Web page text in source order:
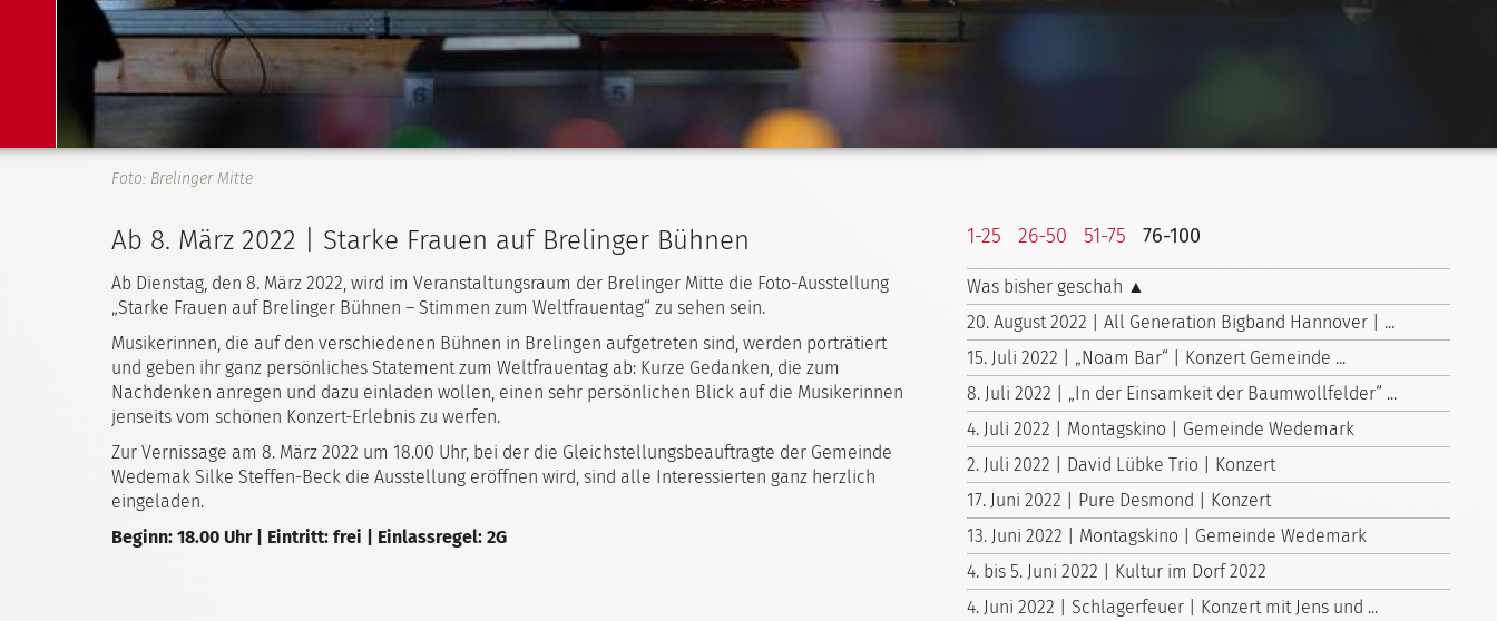
Foto: Brelinger Mitte
1-25 26-50 51-75 76-100
Was bisher geschah ▲
20. August 2022 | All Generation Bigband Hannover | ...
15. Juli 2022 | „Noam Bar“ | Konzert Gemeinde ...
8. Juli 2022 | „In der Einsamkeit der Baumwollfelder“ ...
4. Juli 2022 | Montagskino | Gemeinde Wedemark
2. Juli 2022 | David Lübke Trio | Konzert
17. Juni 2022 | Pure Desmond | Konzert
13. Juni 2022 | Montagskino | Gemeinde Wedemark
4. bis 5. Juni 2022 | Kultur im Dorf 2022
4. Juni 2022 | Schlagerfeuer | Konzert mit Jens und ...
Ab 8. März 2022 | Starke Frauen auf Brelinger Bühnen
Ab Dienstag, den 8. März 2022, wird im Veranstaltungsraum der Brelinger Mitte die Foto-Ausstellung
„Starke Frauen auf Brelinger Bühnen – Stimmen zum Weltfrauentag“ zu sehen sein.
Musikerinnen, die auf den verschiedenen Bühnen in Brelingen aufgetreten sind, werden porträtiert
und geben ihr ganz persönliches Statement zum Weltfrauentag ab: Kurze Gedanken, die zum
Nachdenken anregen und dazu einladen wollen, einen sehr persönlichen Blick auf die Musikerinnen
jenseits vom schönen Konzert-Erlebnis zu werfen.
Zur Vernissage am 8. März 2022 um 18.00 Uhr, bei der die Gleichstellungsbeauftragte der Gemeinde
Wedemak Silke Steffen-Beck die Ausstellung eröffnen wird, sind alle Interessierten ganz herzlich
eingeladen.
Beginn: 18.00 Uhr | Eintritt: frei | Einlassregel: 2G